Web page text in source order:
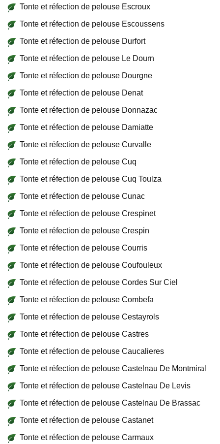
Tonte et réfection de pelouse Escroux
Tonte et réfection de pelouse Escoussens
Tonte et réfection de pelouse Durfort
Tonte et réfection de pelouse Le Dourn
Tonte et réfection de pelouse Dourgne
Tonte et réfection de pelouse Denat
Tonte et réfection de pelouse Donnazac
Tonte et réfection de pelouse Damiatte
Tonte et réfection de pelouse Curvalle
Tonte et réfection de pelouse Cuq
Tonte et réfection de pelouse Cuq Toulza
Tonte et réfection de pelouse Cunac
Tonte et réfection de pelouse Crespinet
Tonte et réfection de pelouse Crespin
Tonte et réfection de pelouse Courris
Tonte et réfection de pelouse Coufouleux
Tonte et réfection de pelouse Cordes Sur Ciel
Tonte et réfection de pelouse Combefa
Tonte et réfection de pelouse Cestayrols
Tonte et réfection de pelouse Castres
Tonte et réfection de pelouse Caucalieres
Tonte et réfection de pelouse Castelnau De Montmiral
Tonte et réfection de pelouse Castelnau De Levis
Tonte et réfection de pelouse Castelnau De Brassac
Tonte et réfection de pelouse Castanet
Tonte et réfection de pelouse Carmaux